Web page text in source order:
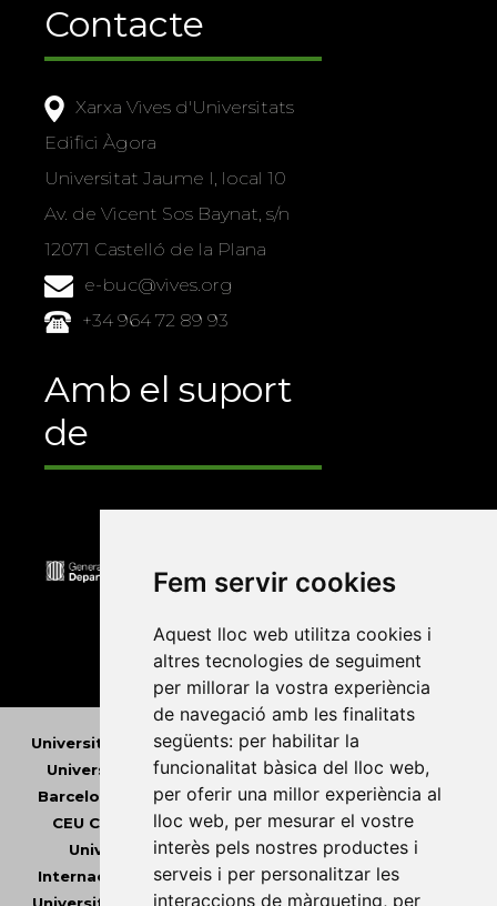
Fem servir cookies
Aquest lloc web utilitza cookies i
altres tecnologies de seguiment
per millorar la vostra experiència
de navegació amb les finalitats
següents: per habilitar la
funcionalitat bàsica del lloc web,
per oferir una millor experiència al
lloc web, per mesurar el vostre
interès pels nostres productes i
serveis i per personalitzar les
interaccions de màrqueting, per
Contacte
Xarxa Vives d'Universitats
Edifici Àgora
Universitat Jaume I, local 10
Av. de Vicent Sos Baynat, s/n
12071 Castelló de la Plana
e-buc@vives.org
+34 964 72 89 93
Amb el suport
de
Universitat Abat Oliba CEU• Universitat d'Alacant
Universitat d'Andorra•Universitat Autònoma de
Barcelona
Universitat de Barcelona•Universitat
CEU Cardenal Herrera•Universitat de Girona
Universitat de les Illes Balears•Universitat
Internacional de Catalunya •Universitat Jaume I
Universitat de Lleida•Universitat Miguel Hernández